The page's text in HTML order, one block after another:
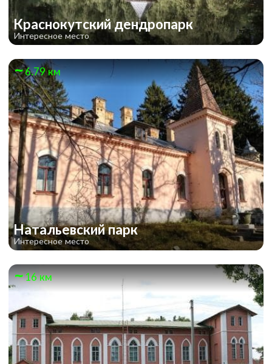
Краснокутский дендропарк
Интересное место
6.79 км
Натальевский парк
Интересное место
16 км